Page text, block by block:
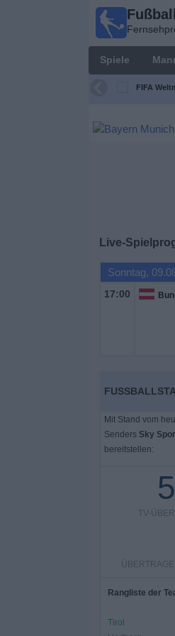
Spiele
FIFA
Live-
Sonntag,
17:00
Mit Stand vom
Senders Sky
bereitstellen:
TV-
Rangliste der
Tirol
Fußball im
Fernsehprogramm